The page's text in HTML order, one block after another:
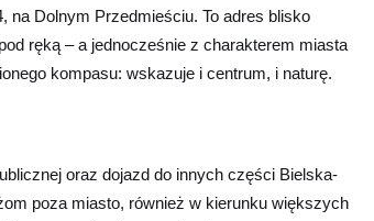
na Dolnym Przedmieściu. To adres blisko
ręką – a jednocześnie z charakterem miasta
kompasu: wskazuje i centrum, i naturę.
oraz dojazd do innych części Bielska-
poza miasto, również w kierunku większych